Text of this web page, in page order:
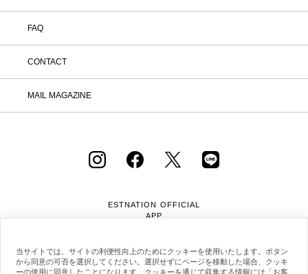
FAQ
CONTACT
MAIL MAGAZINE
ESTNATION OFFICIAL
APP
当サイトでは、サイトの利便性向上のためにクッキーを使用いたします。ボタン
から同意の可否を選択してください。選択せずにページを移動した場合、クッキ
ーの使用に同意したことになります。クッキーを通じて収集する情報には「お客